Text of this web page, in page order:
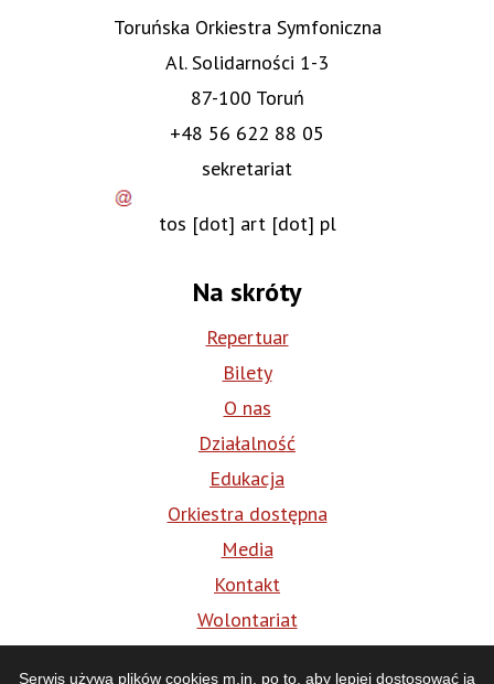
Serwis używa plików cookies m.in. po to, aby lepiej dostosować ją
Toruńska Orkiestra Symfoniczna
Al. Solidarności 1-3
87-100 Toruń
+48 56 622 88 05
sekretariat
tos [dot] art[dot] pl
Na skróty
Repertuar
Bilety
O nas
Działalność
Edukacja
Orkiestra dostępna
Media
Kontakt
Wolontariat